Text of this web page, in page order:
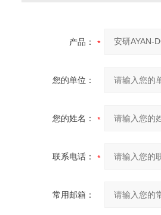
产品：
您的单位：
您的姓名：
联系电话：
常用邮箱：